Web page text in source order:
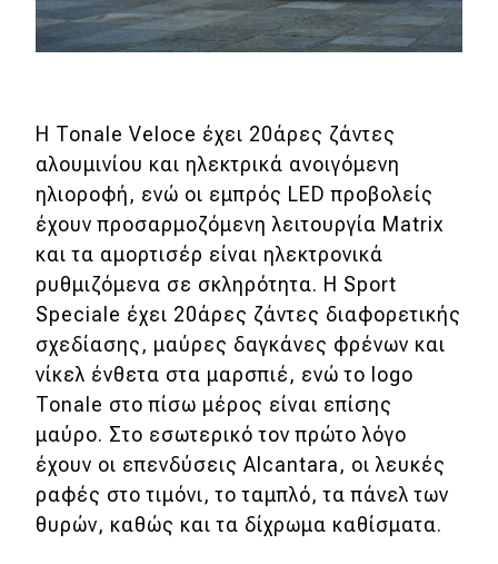
Η Tonale Veloce έχει 20άρες ζάντες
αλουμινίου και ηλεκτρικά ανοιγόμενη
ηλιοροφή, ενώ οι εμπρός LED προβολείς
έχουν προσαρμοζόμενη λειτουργία Matrix
και τα αμορτισέρ είναι ηλεκτρονικά
ρυθμιζόμενα σε σκληρότητα. Η Sport
Speciale έχει 20άρες ζάντες διαφορετικής
σχεδίασης, μαύρες δαγκάνες φρένων και
νίκελ ένθετα στα μαρσπιέ, ενώ το logo
Tonale στο πίσω μέρος είναι επίσης
μαύρο. Στο εσωτερικό τον πρώτο λόγο
έχουν οι επενδύσεις Alcantara, οι λευκές
ραφές στο τιμόνι, το ταμπλό, τα πάνελ των
θυρών, καθώς και τα δίχρωμα καθίσματα.